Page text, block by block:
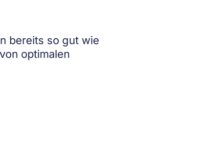
bereits so gut wie
optimalen